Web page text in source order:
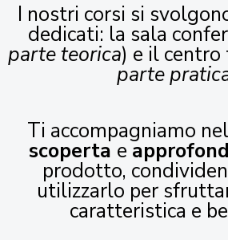
I nostri corsi si
dedicati: la sala
parte teorica) e il centro
parte
Ti accompagniamo
scoperta e
prodotto,
utilizzarlo per
caratteristica e